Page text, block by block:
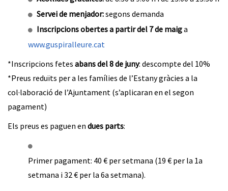
Servei de menjador:segons demanda
Inscripcions obertes a partir del 7 de maiga
www.guspiralleure.cat
*Inscripcions fetes abans del 8 de juny: descompte del 10%
*Preus reduïts per a les famílies de l’Estany gràcies a la
col·laboració de l’Ajuntament (s’aplicaran en el segon
pagament)
Els preus es paguen en dues parts:
Primer pagament: 40 € per setmana (19 € per la 1a
setmana i 32 € per la 6a setmana).